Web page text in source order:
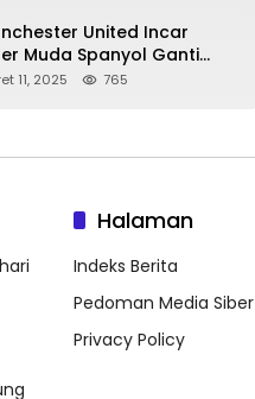
United Incar
Muda Spanyol Ganti
Onana
11, 2025 765
Halaman
Indeks Berita
Pedoman Media Siber
Privacy Policy